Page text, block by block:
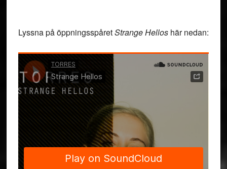
Lyssna på öppningsspåretStrange Helloshär nedan: